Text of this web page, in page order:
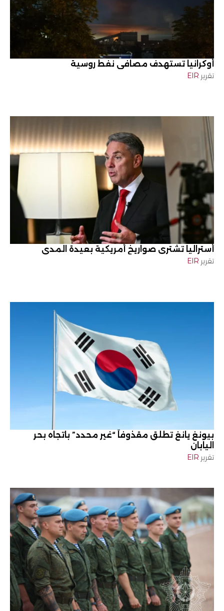
أوكرانيا تستهدف مصافي نفط روسية
تقرير EIR
أستراليا تشتري صواريخ أمريكية بعيدة المدى
تقرير EIR
بيونغ يانغ تطلق مقذوفاً “غير محدد” باتجاه بحر
اليابان
تقرير EIR